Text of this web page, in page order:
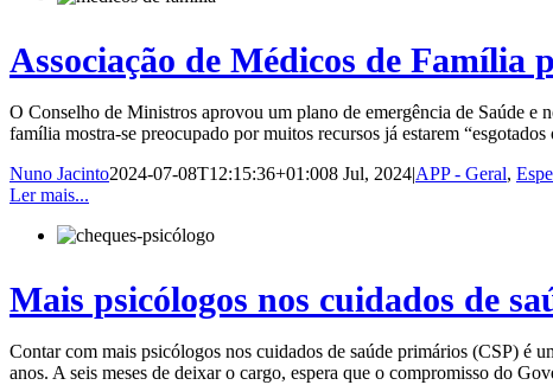
Associação de Médicos de Família
O Conselho de Ministros aprovou um plano de emergência de Saúde e
família mostra-se preocupado por muitos recursos já estarem
Nuno Jacinto2024-07-08T12:15:36+01:008 Jul, 2024|APP - Geral,
Ler mais...
Mais psicólogos nos cuidados de
Contar com mais psicólogos nos cuidados de saúde primários (CSP) é
anos. A seis meses de deixar o cargo, espera que o compromisso do